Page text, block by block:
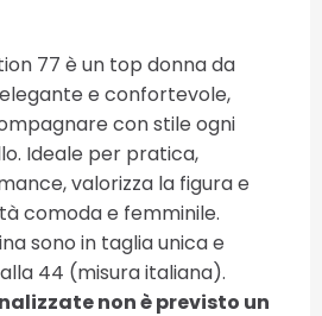
77 è un top donna da
e confortevole,
con stile ogni
Ideale per pratica,
valorizza la figura e
comoda e femminile.
sono in taglia unica e
44 (misura italiana).
non è previsto un